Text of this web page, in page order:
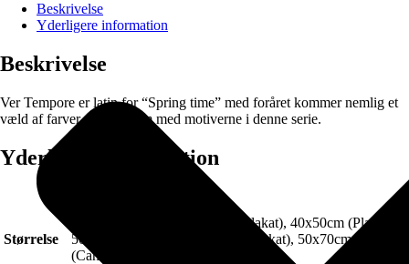
Beskrivelse
Yderligere information
Beskrivelse
Ver Tempore er latin for “Spring time” med foråret kommer nemlig et
væld af farver præcist som med motiverne i denne serie.
Yderligere information
Størrelse
21x30cm (Plakat), 30x40cm (Plakat), 40x50cm (Plakat),
50x70cm (Plakat), 70x100cm (Plakat), 50x70cm
(Canvas), 70x100cm (Canvas)